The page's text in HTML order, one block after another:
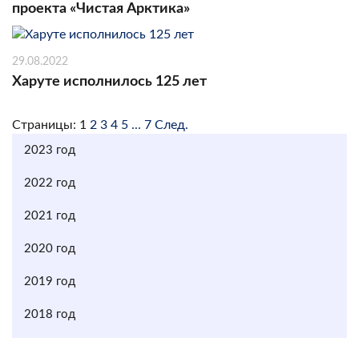
проекта «Чистая Арктика»
29.08.2022
Харуте исполнилось 125 лет
Страницы: 1 2 3 4 5 ... 7 След.
2023 год
2022 год
2021 год
2020 год
2019 год
2018 год